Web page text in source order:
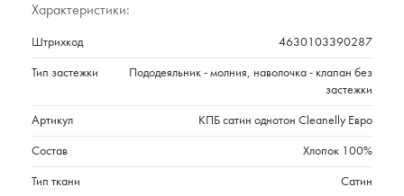
Характеристики:
Штрихкод 4630103390287
Тип застежки
Пододеяльник - молния, наволочка - клапан без
застежки
Артикул КПБ сатин однотон Cleanelly Евро
Состав Хлопок 100%
Тип ткани Сатин